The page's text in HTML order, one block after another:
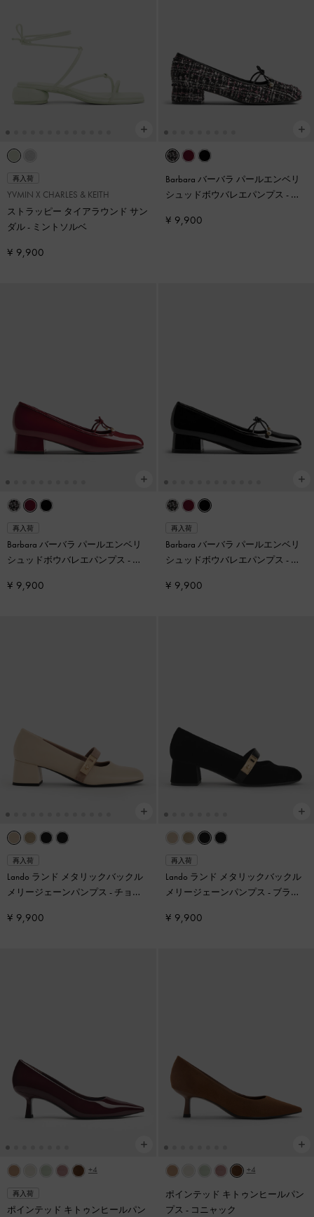
再入荷
YVMIN X CHARLES & KEITH
ストラッピー タイアラウンド サン
ダル- ミントソルベ
¥ 9,900
Barbara バーバラ パールエンベリ
シュッドボウバレエパンプス - マ
¥ 9,900
再入荷
Barbara バーバラ パールエンベリ
シュッドボウバレエパンプス - レ
¥ 9,900
再入荷
Barbara バーバラ パールエンベリ
シュッドボウバレエパンプス - ブ
¥ 9,900
再入荷
Lando ランド メタリックバックル
メリージェーンパンプス - チョー
¥ 9,900
再入荷
Lando ランド メタリックバックル
メリージェーンパンプス - ブラッ
¥ 9,900
+4
再入荷
ポインテッド キトゥンヒールパン
+4
ポインテッド キトゥンヒールパン
プス - コニャック